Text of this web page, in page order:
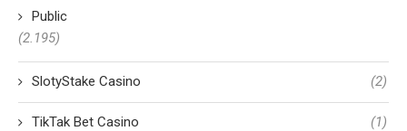
Public
(2.195)
SlotyStake Casino (2)
TikTak Bet Casino (1)